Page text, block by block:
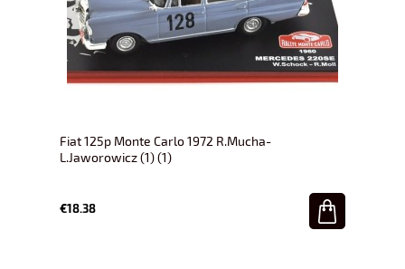
Fiat 125p Monte Carlo 1972 R.Mucha-
L.Jaworowicz (1) (1)
€18.38